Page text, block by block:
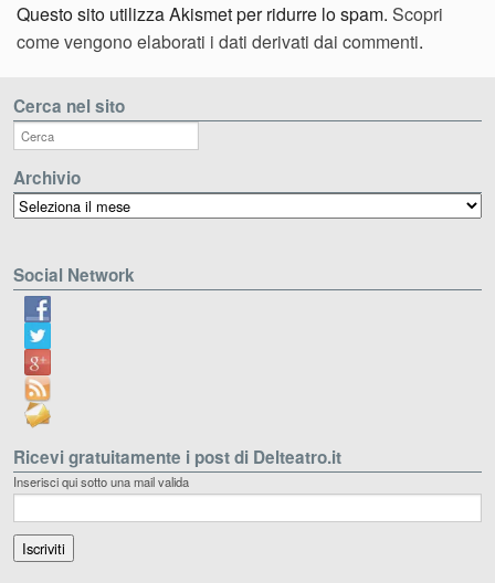
Questo sito utilizza Akismet per ridurre lo spam. Scopri
come vengono elaborati i dati derivati dai commenti.
Cerca nel sito
Archivio
Archivio
Social Network
Ricevi gratuitamente i post di Delteatro.it
Inserisci qui sotto una mail valida